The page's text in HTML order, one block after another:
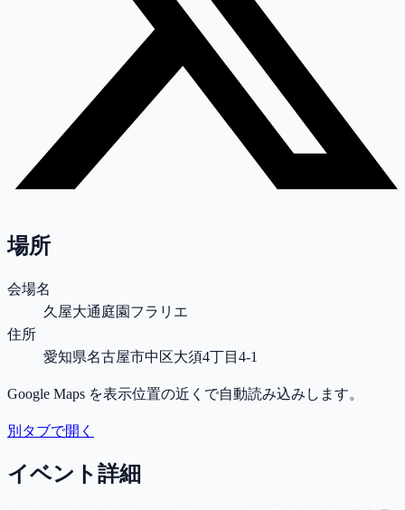
場所
会場名
久屋大通庭園フラリエ
住所
愛知県名古屋市中区大須4丁目4-1
Google Maps を表示位置の近くで自動読み込みします。
別タブで開く
イベント詳細